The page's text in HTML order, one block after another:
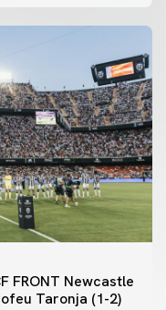
FRONT Newcastle
Taronja (1-2)